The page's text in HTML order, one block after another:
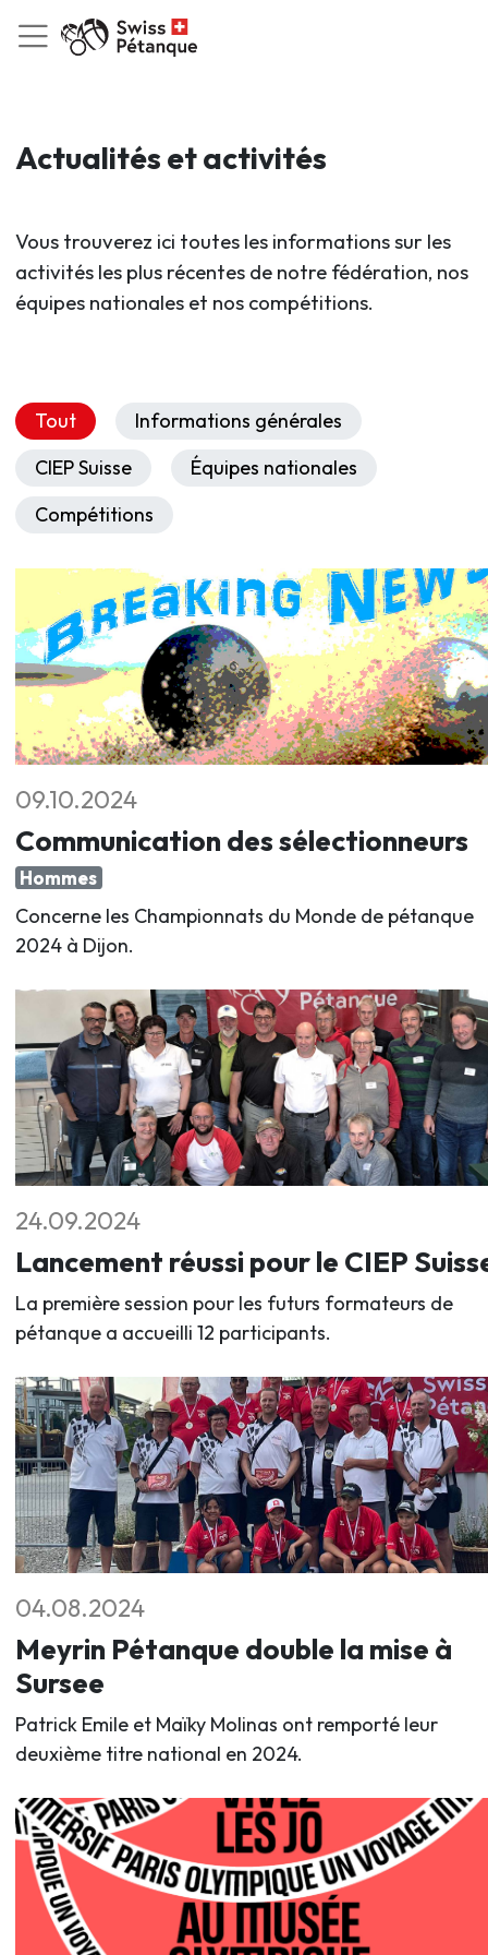
Actualités et activités
Vous trouverez ici toutes les informations sur les
activités les plus récentes de notre fédération, nos
équipes nationales et nos compétitions.
Tout
Informations générales
CIEP Suisse
Équipes nationales
Compétitions
09.10.2024
Communication des sélectionneurs
Hommes
Concerne les Championnats du Monde de pétanque
2024 à Dijon.
24.09.2024
Lancement réussi pour le CIEP
La première session pour les futurs formateurs de
pétanque a accueilli 12 participants.
04.08.2024
Meyrin Pétanque double la mise à
Sursee
Patrick Emile et Maïky Molinas ont remporté leur
deuxième titre national en 2024.